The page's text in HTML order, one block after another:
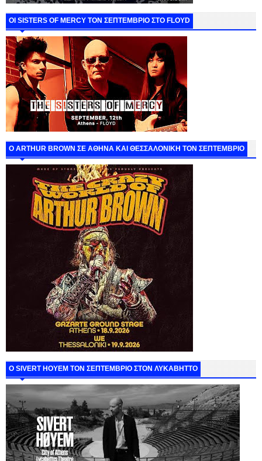
ΟΙ SISTERS OF MERCY ΤΟΝ ΣΕΠΤΕΜΒΡΙΟ ΣΤΟ FLOYD
O ARTHUR BROWN ΣΕ ΑΘΗΝΑ ΚΑΙ ΘΕΣΣΑΛΟΝΙΚΗ ΤΟΝ ΣΕΠΤΕΜΒΡΙΟ
Ο SIVERT HOYEM ΤΟΝ ΣΕΠΤΕΜΒΡΙΟ ΣΤΟΝ ΛΥΚΑΒΗΤΤΟ